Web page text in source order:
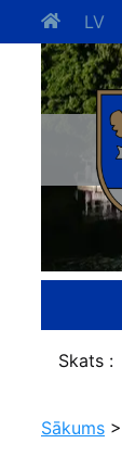
LV
Skats :
Sākums >